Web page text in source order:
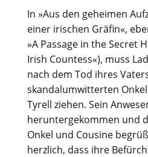
In »Aus den geheimen
einer irischen Gräfin«,
»A Passage in the Secret
Irish Countess«), muss
nach dem Tod ihres
skandalumwitterten
Tyrell ziehen. Sein
heruntergekommen und
Onkel und Cousine
herzlich, dass ihre